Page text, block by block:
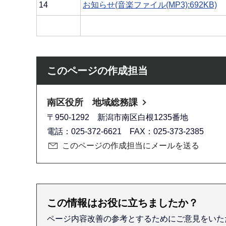
14 お知らせ(音楽ファイル(MP3):692KB)
このページの作成担当
南区役所 地域総務課
〒950-1292 新潟市南区白根1235番地
電話：025-372-6621 FAX：025-373-2385
このページの作成担当にメールを送る
この情報はお役に立ちましたか？
ページ内容改善の参考とするためにご意見をいた